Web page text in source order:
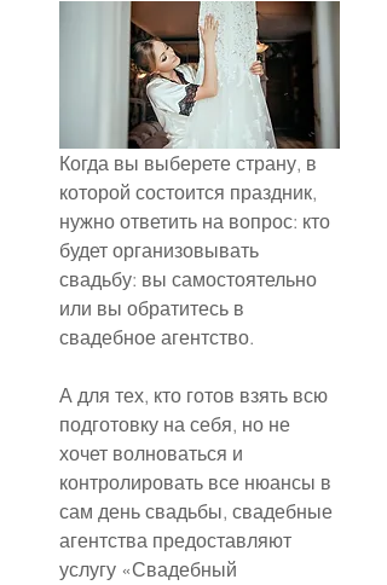
Когда вы выберете страну, в
которой состоится праздник,
нужно ответить на вопрос: кто
будет организовывать
свадьбу: вы самостоятельно
или вы обратитесь в
свадебное агентство.
А для тех, кто готов взять всю
подготовку на себя, но не
хочет волноваться и
контролировать все нюансы в
сам день свадьбы, свадебные
агентства предоставляют
услугу «Свадебный